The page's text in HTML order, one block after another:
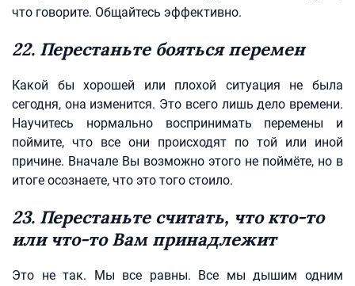
что говорите. Общайтесь эффективно.
22. Перестаньте бояться перемен
Какой бы хорошей или плохой ситуация не была
сегодня, она изменится. Это всего лишь дело времени.
Научитесь нормально воспринимать перемены и
поймите, что все они происходят по той или иной
причине. Вначале Вы возможно этого не поймёте, но в
итоге осознаете, что это того стоило.
23. Перестаньте считать, что кто-то
или что-то Вам принадлежит
Это не так. Мы все равны. Все мы дышим одним